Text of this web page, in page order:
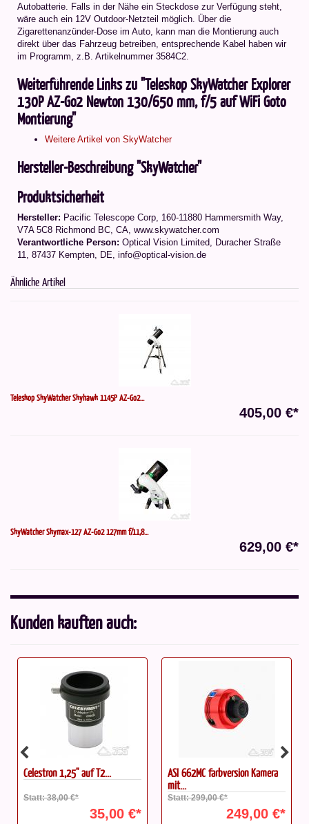
Autobatterie. Falls in der Nähe ein Steckdose zur Verfügung steht,
wäre auch ein 12V Outdoor-Netzteil möglich. Über die
Zigarettenanzünder-Dose im Auto, kann man die Montierung auch
direkt über das Fahrzeug betreiben, entsprechende Kabel haben wir
im Programm, z.B. Artikelnummer 3584C2.
Weiterführende Links zu "Teleskop SkyWatcher Explorer
130P AZ-Go2 Newton 130/650 mm, f/5 auf WiFi Goto
Montierung"
Weitere Artikel von SkyWatcher
Hersteller-Beschreibung "SkyWatcher"
Produktsicherheit
Hersteller: Pacific Telescope Corp, 160-11880 Hammersmith Way,
V7A 5C8 Richmond BC, CA, www.skywatcher.com
Verantwortliche Person: Optical Vision Limited, Duracher Straße
11, 87437 Kempten, DE, info@optical-vision.de
Ähnliche Artikel
Teleskop SkyWatcher Skyhawk 1145P AZ-Go2...
405,00 €*
SkyWatcher Skymax-127 AZ-Go2 127mm f/11,8...
629,00 €*
Kunden kauften auch:
Celestron 1,25'' auf T2...
Statt: 38,00 €*
35,00 €*
ASI 662MC farbversion Kamera
mit...
Statt: 299,00 €*
249,00 €*